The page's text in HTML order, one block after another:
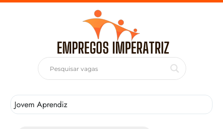
Jovem Aprendiz